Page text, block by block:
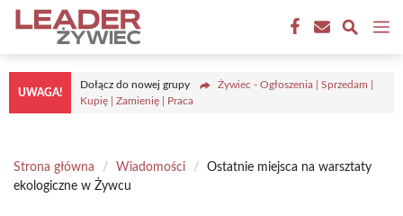
Przejdź
treści
UWAGA!
Dołącz do nowej grupy
Żywiec - Ogłoszenia | Sprzedam |
Kupię | Zamienię | Praca
Strona główna / Wiadomości /
Ostatnie miejsca na warsztaty
ekologiczne w Żywcu